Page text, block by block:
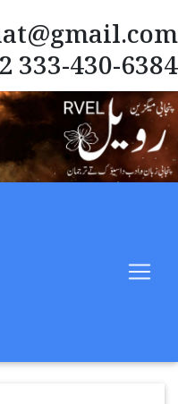
333-430-6384